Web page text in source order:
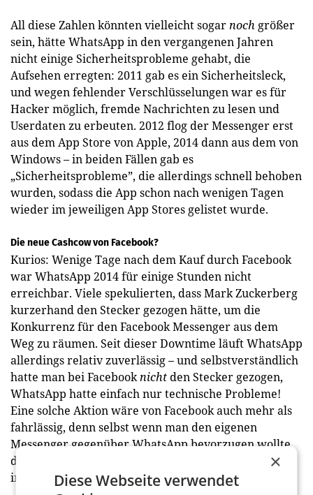
All diese Zahlen könnten vielleicht sogarnoch größer
sein, hätte WhatsApp in den vergangenen Jahren
nicht einige Sicherheitsprobleme gehabt, die
Aufsehen erregten: 2011 gab es ein Sicherheitsleck,
und wegen fehlender Verschlüsselungen war es für
Hacker möglich, fremde Nachrichten zu lesen und
Userdaten zu erbeuten. 2012 flog der Messenger erst
aus dem App Store von Apple, 2014 dann aus dem von
Windows – in beiden Fällen gab es
„Sicherheitsprobleme”, die allerdings schnell behoben
wurden, sodass die App schon nach wenigen Tagen
wieder im jeweiligen App Stores gelistet wurde.
Die neue Cashcow von Facebook?
Kurios: Wenige Tage nach dem Kauf durch Facebook
war WhatsApp 2014 für einige Stunden nicht
erreichbar. Viele spekulierten, dass Mark Zuckerberg
kurzerhand den Stecker gezogen hätte, um die
Konkurrenz für den Facebook Messenger aus dem
Weg zu räumen. Seit dieser Downtime läuft WhatsApp
allerdings relativ zuverlässig – und selbstverständlich
hatte man bei Facebooknichtden Stecker gezogen,
WhatsApp hatte einfach nur technische Probleme!
Eine solche Aktion wäre von Facebook auch mehr als
fahrlässig, denn selbst wenn man den eigenen
Messenger gegenüber WhatsApp bevorzugen wollte,
dann würde man sich in Menlo Park deutlich
intelligentere Lösungen einfallen lassen.
×
Diese Webseite verwendet